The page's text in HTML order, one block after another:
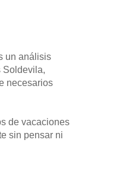
un análisis
Soldevila,
necesarios
de vacaciones
sin pensar ni